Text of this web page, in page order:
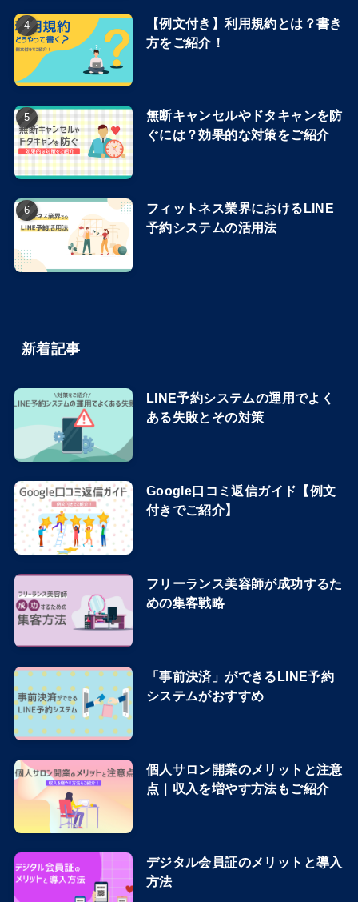
【例文付き】利用規約とは？書き
方をご紹介！
無断キャンセルやドタキャンを防
ぐには？効果的な対策をご紹介
フィットネス業界におけるLINE
予約システムの活用法
新着記事
LINE予約システムの運用でよく
ある失敗とその対策
Google口コミ返信ガイド【例文
付きでご紹介】
フリーランス美容師が成功するた
めの集客戦略
「事前決済」ができるLINE予約
システムがおすすめ
個人サロン開業のメリットと注意
点｜収入を増やす方法もご紹介
デジタル会員証のメリットと導入
方法